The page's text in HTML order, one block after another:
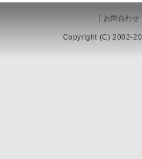
お問合わせ
Copyright (C) 2002-